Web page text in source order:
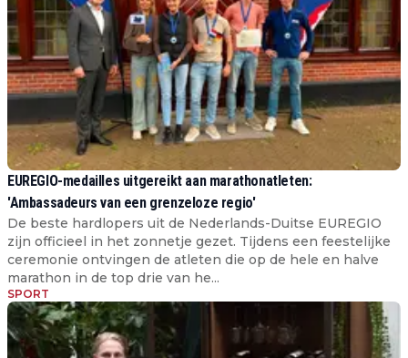
EUREGIO-medailles uitgereikt aan marathonatleten:
'Ambassadeurs van een grenzeloze regio'
De beste hardlopers uit de Nederlands-Duitse EUREGIO
zijn officieel in het zonnetje gezet. Tijdens een feestelijke
ceremonie ontvingen de atleten die op de hele en halve
marathon in de top drie van he...
SPORT